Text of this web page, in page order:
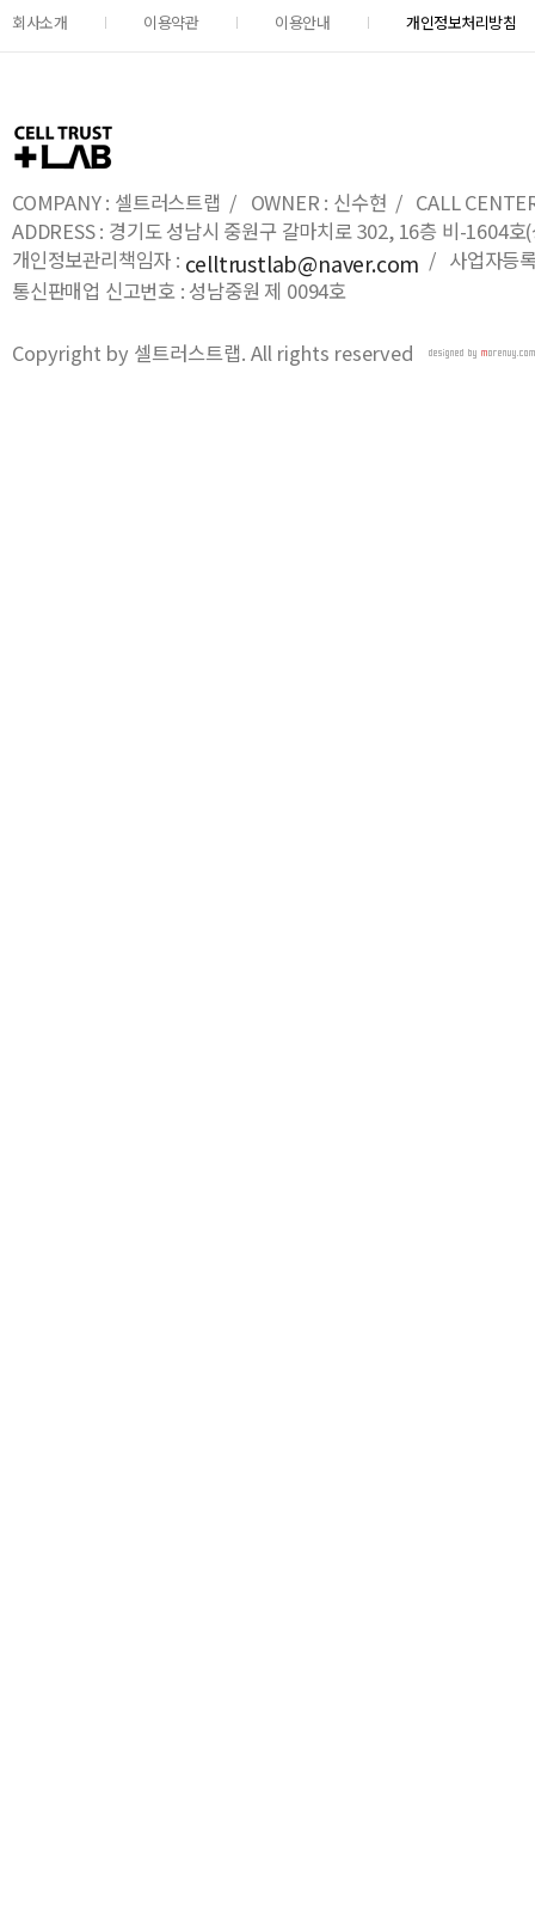
회사소개 이용약관 이용안내 개인정보처리방침
COMPANY : 셀트러스트랩 / OWNER : 신수현 / CALL
ADDRESS : 경기도 성남시 중원구 갈마치로 302, 16층 비-1604
개인정보관리책임자 : celltrustlab@naver.com / 사업자등
통신판매업 신고번호 : 성남중원 제 0094호
Copyright by 셀트러스트랩. All rights reserved